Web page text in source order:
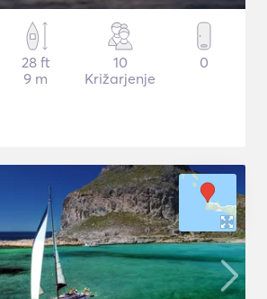
28 ft
9 m
10
Križarjenje
0